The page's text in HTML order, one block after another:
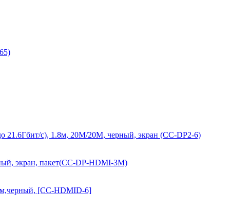
21.6Гбит/с), 1.8м, 20M/20M, черный, экран (CC-DP2-6)
экран, пакет(CC-DP-HDMI-3M)
[CC-HDMID-6]